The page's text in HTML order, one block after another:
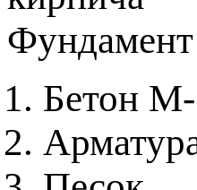
Фундамент
Бетон М-